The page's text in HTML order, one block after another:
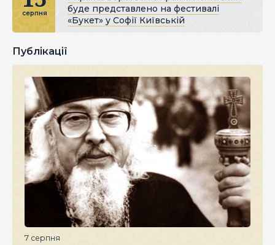
серпня
буде представлено на фестивалі
«Букет» у Софії Київській
Публікації
7 серпня